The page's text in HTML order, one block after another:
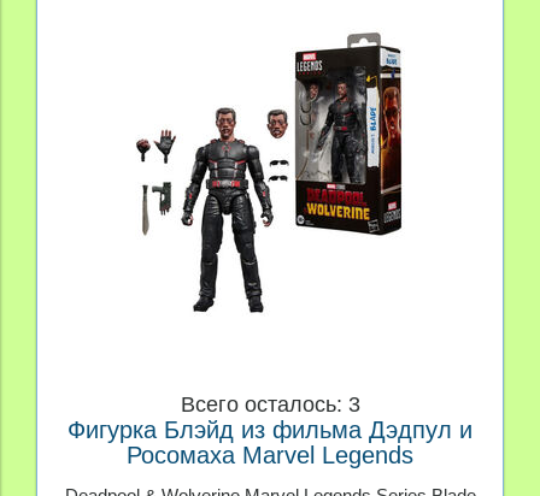
Всего осталось: 3
Фигурка Блэйд из фильма Дэдпул и
Росомаха Marvel Legends